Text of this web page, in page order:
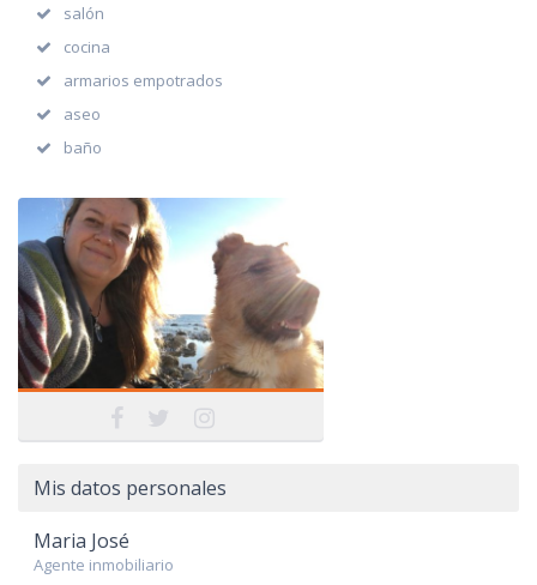
salón
cocina
armarios empotrados
aseo
baño
Mis datos personales
Maria José
Agente inmobiliario